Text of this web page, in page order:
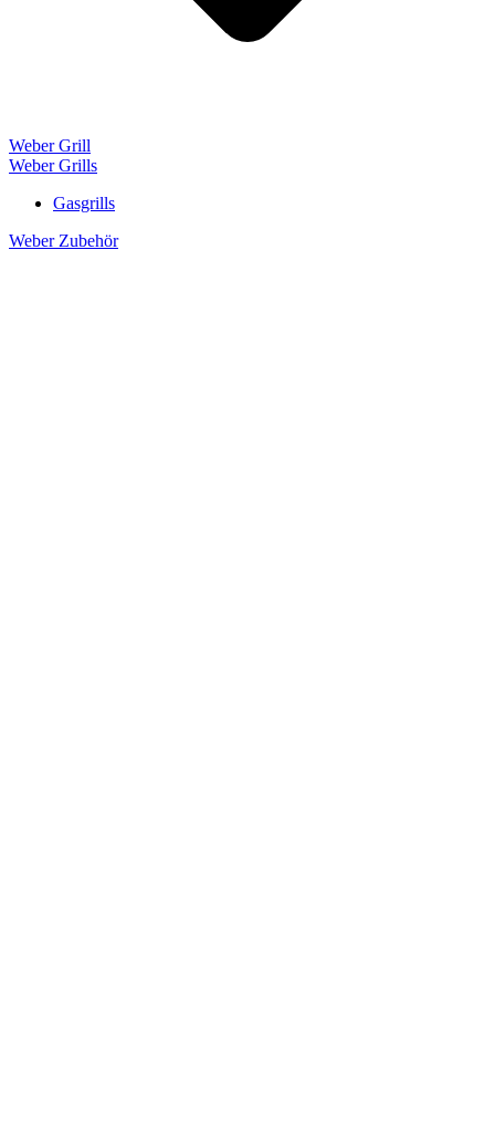
Weber Grill
Weber Grills
Gasgrills
Weber Zubehör